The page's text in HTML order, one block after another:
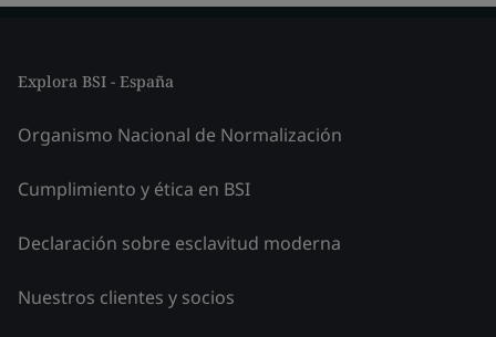
Explora BSI - España
Organismo Nacional de Normalización
Cumplimiento y ética en BSI
Declaración sobre esclavitud moderna
Nuestros clientes y socios